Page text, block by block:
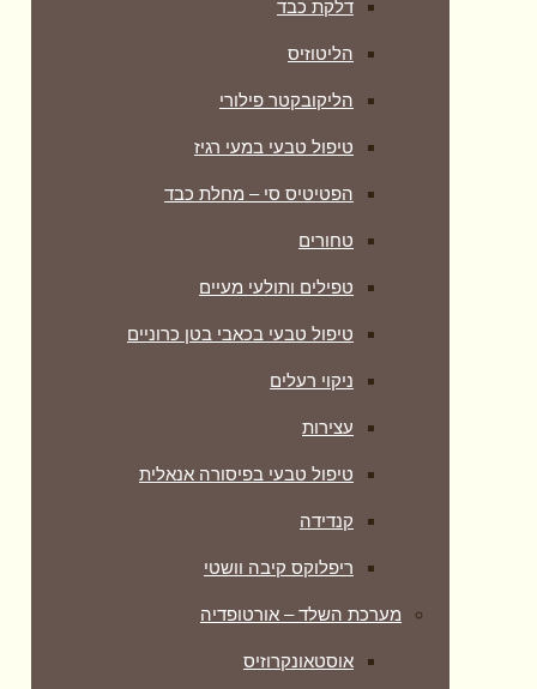
דלקת כבד
הליטוזיס
הליקובקטר פילורי
טיפול טבעי במעי רגיז
הפטיטיס סי – מחלת כבד
טחורים
טפילים ותולעי מעיים
טיפול טבעי בכאבי בטן כרוניים
ניקוי רעלים
עצירות
טיפול טבעי בפיסורה אנאלית
קנדידה
ריפלוקס קיבה וושטי
מערכת השלד – אורטופדיה
אוסטאונקרוזיס